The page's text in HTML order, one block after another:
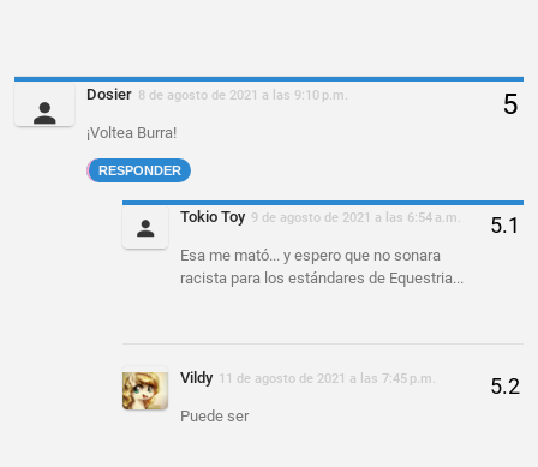
Dosier 8 de agosto de 2021 a las 9:10 p.m.
¡Voltea Burra!
RESPONDER
Tokio Toy 9 de agosto de 2021 a las 6:54 a.m.
Esa me mató... y espero que no sonara
racista para los estándares de Equestria...
Vildy 11 de agosto de 2021 a las 7:45 p.m.
Puede ser